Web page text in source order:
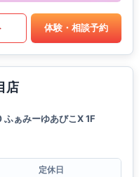
体験・相談予約
店
ぁみーゆあびこX 1F
定休日